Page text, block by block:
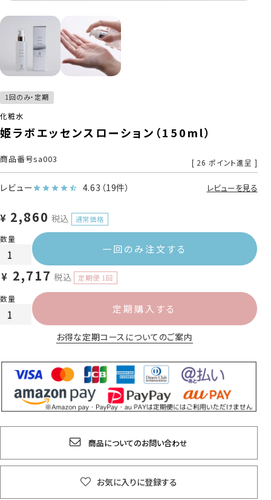
1回のみ・定期
化粧水
姫ラボエッセンスローション（150ml）
商品番号sa003 [ 26 ポイント進呈 ]
レビュー 4.63 （19件） レビューを見る
¥ 2,860 税込
一回のみ注文する
¥ 2,717 税込
定期購入する
お得な定期コースについてのご案内
商品についてのお問い合わせ
お気に入りに登録する